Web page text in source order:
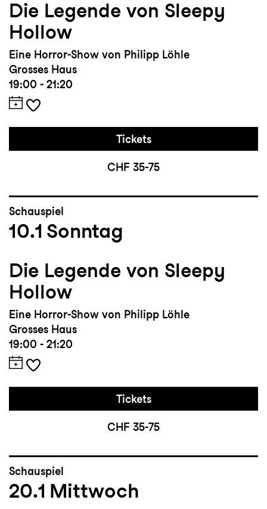
Die Legende von Sleepy
Hollow
Eine Horror-Show von Philipp Löhle
Grosses Haus
19:00 - 21:20
Tickets
CHF 35-75
Schauspiel
10.1 Sonntag
Die Legende von Sleepy
Hollow
Eine Horror-Show von Philipp Löhle
Grosses Haus
19:00 - 21:20
Tickets
CHF 35-75
Schauspiel
20.1 Mittwoch